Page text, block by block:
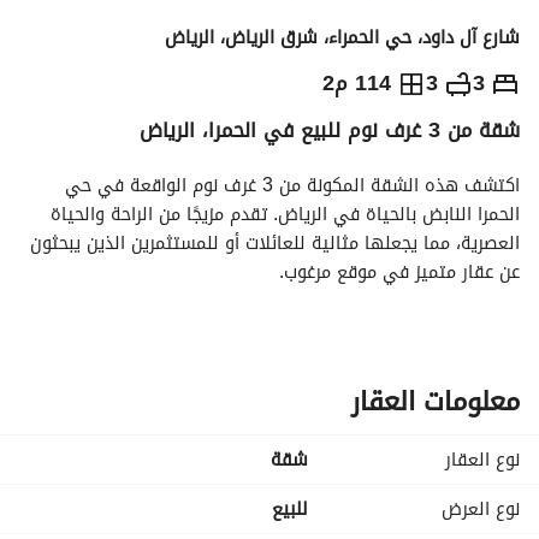
شارع آل داود، حي الحمراء، شرق الرياض، الرياض
3
3 114 م2 ⃁
950,000
التفاصيل معلومات ترخيص الإعلان شقة من 3 غرف نوم للبيع في الحمرا، الرياض
عن عقار متميز في موقع مرغوب.
- **الحمامات:** 3 حمامات مجهزة تجهيزًا جيدًا
للعيش المريح
- **الأثاث:** الشقة مؤثثة، مما يتيح لك الانتقال بسرعة وسهولة
- **المرافق:** مزودة بالمرافق الأساسية بما في ذلك:
- الكهرباء لضمان توريد الطاقة بشكل موثوق
معلومات العقار
نوع العقار
شقة
نوع العرض
للبيع